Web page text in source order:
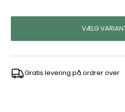
VÆLG
Gratis levering på ordrer over